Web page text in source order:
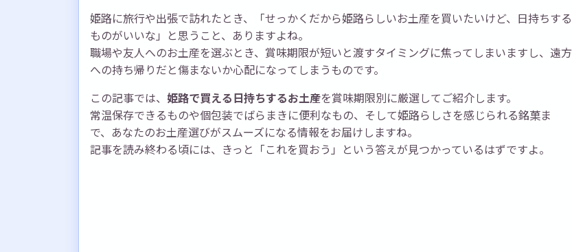
姫路に旅行や出張で訪れたとき、「せっかくだから姫路らしいお土産を買いたいけど、日持ちする
ものがいいな」と思うこと、ありますよね。
職場や友人へのお土産を選ぶとき、賞味期限が短いと渡すタイミングに焦ってしまいますし、遠方
への持ち帰りだと傷まないか心配になってしまうものです。
この記事では、 姫路で買える日持ちするお土産を賞味期限別に厳選してご紹介します。
常温保存できるものや個包装でばらまきに便利なもの、そして姫路らしさを感じられる銘菓ま
で、あなたのお土産選びがスムーズになる情報をお届けしますね。
記事を読み終わる頃には、きっと「これを買おう」という答えが見つかっているはずですよ。